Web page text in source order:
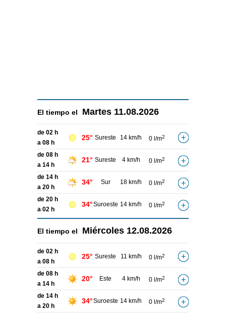
El tiempo el Martes 11.08.2026
de 02 h
a 08 h
25° Sureste 14 km/h 0 l/m2
de 08 h
a 14 h
21° Sureste 4 km/h 0 l/m2
de 14 h
a 20 h
34° Sur 18 km/h 0 l/m2
de 20 h
a 02 h
34°Suroeste 14 km/h 0 l/m2
El tiempo el Miércoles 12.08.2026
de 02 h
a 08 h
25° Sureste 11 km/h 0 l/m2
de 08 h
a 14 h
20° Este 4 km/h 0 l/m2
de 14 h
a 20 h
34°Suroeste 14 km/h 0 l/m2